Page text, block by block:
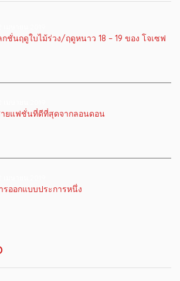
กชั่นฤดูใบไม้ร่วง/ฤดูหนาว 18 – 19 ของ โจเซฟ
ยแฟชั่นที่ดีที่สุดจากลอนดอน
รออกแบบประการหนึ่ง